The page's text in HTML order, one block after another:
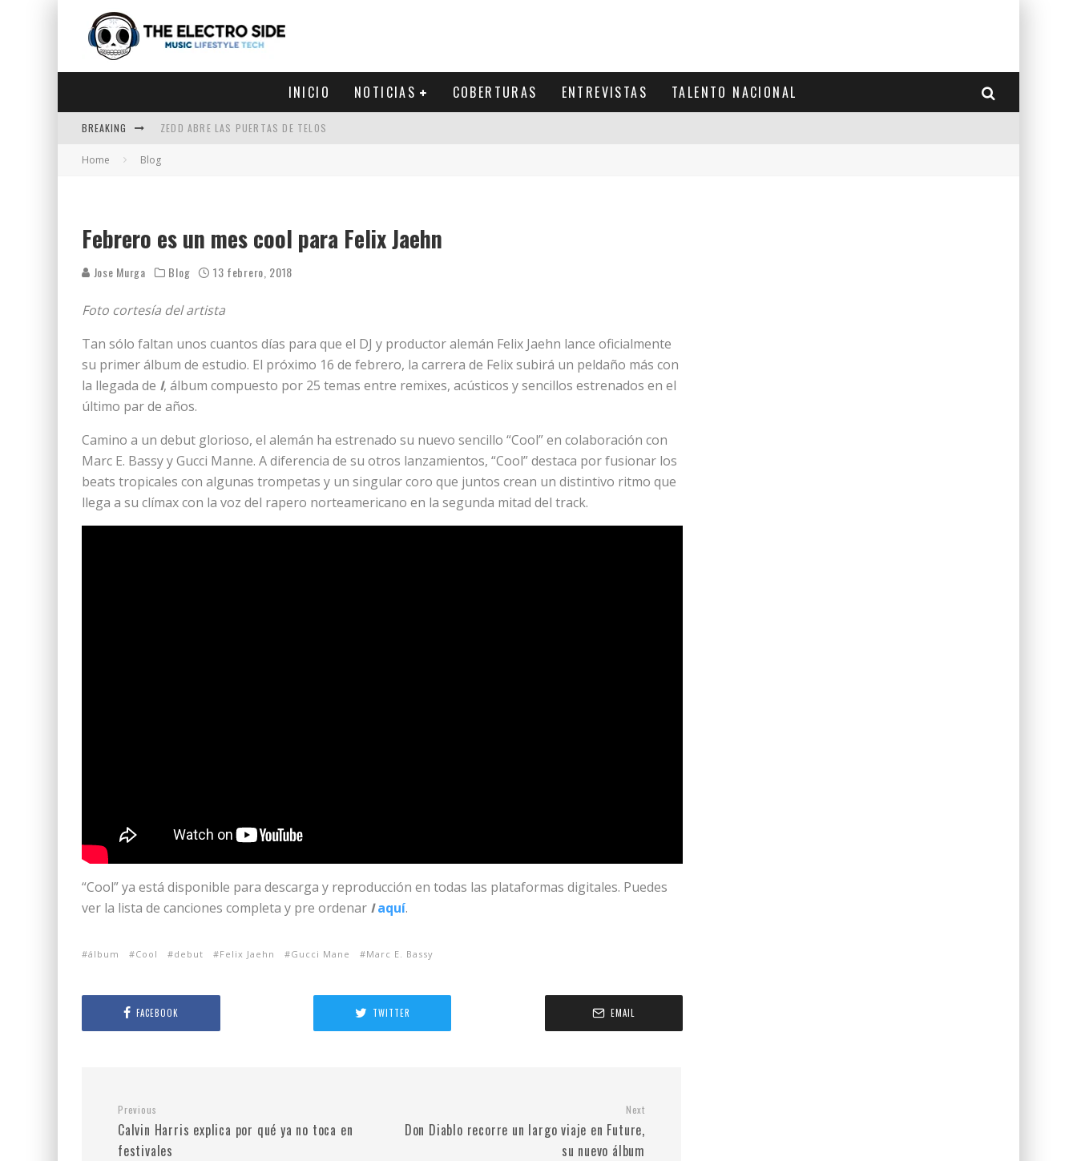
INICIO NOTICIAS COBERTURAS ENTREVISTAS TALENTO NACIONAL
BREAKING ZEDD ABRE LAS PUERTAS DE TELOS
ZEDD IN THE PARK VUELVE A LA
Home Blog
Febrero es un mes cool para Felix Jaehn
Jose Murga Blog 13 febrero, 2018
Foto cortesía del artista
Tan sólo faltan unos cuantos días para que el DJ y productor alemán Felix Jaehn lance oficialmente
su primer álbum de estudio. El próximo 16 de febrero, la carrera de Felix subirá un peldaño más con
la llegada de I, álbum compuesto por 25 temas entre remixes, acústicos y sencillos estrenados en el
último par de años.
Camino a un debut glorioso, el alemán ha estrenado su nuevo sencillo “Cool” en colaboración con
Marc E. Bassy y Gucci Manne. A diferencia de su otros lanzamientos, “Cool” destaca por fusionar los
beats tropicales con algunas trompetas y un singular coro que juntos crean un distintivo ritmo que
llega a su clímax con la voz del rapero norteamericano en la segunda mitad del track.
“Cool”ya está disponible para descarga y reproducción en todas las plataformas digitales. Puedes
ver la lista de canciones completa y pre ordenar I aquí.
álbum Cool debut Felix Jaehn Gucci Mane Marc E. Bassy
FACEBOOK TWITTER EMAIL
Previous
Calvin Harris explica por qué ya no toca en
festivales
Next
Don Diablo recorre un largo viaje en Future,
su nuevo álbum